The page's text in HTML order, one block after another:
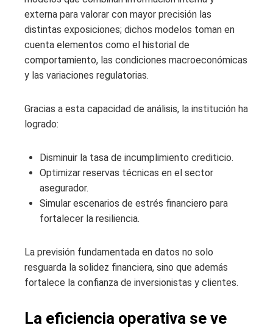
externa para valorar con mayor precisión las
distintas exposiciones; dichos modelos toman en
cuenta elementos como el historial de
comportamiento, las condiciones macroeconómicas
y las variaciones regulatorias.
Gracias a esta capacidad de análisis, la institución ha
logrado:
Disminuir la tasa de incumplimiento crediticio.
Optimizar reservas técnicas en el sector
asegurador.
Simular escenarios de estrés financiero para
fortalecer la resiliencia.
La previsión fundamentada en datos no solo
resguarda la solidez financiera, sino que además
fortalece la confianza de inversionistas y clientes.
La eficiencia operativa se ve